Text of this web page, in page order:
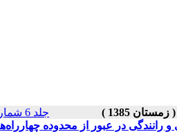
جلد 6 شماره 1 صفحات 0-0
رانندگی در عبور از محدوده